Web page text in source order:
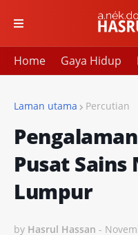
Home Gaya Hidup
Laman utama Percutian
Pusat Sains
Lumpur
by Hasrul Hassan -